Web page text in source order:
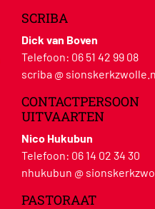
SCRIBA
Dick van Boven
Telefoon: 06 51 42 99 08
scriba @
CONTACTPERSOON
UITVAARTEN
Nico Hukubun
Telefoon: 06 14 02 34 30
nhukubun @
PASTORAAT